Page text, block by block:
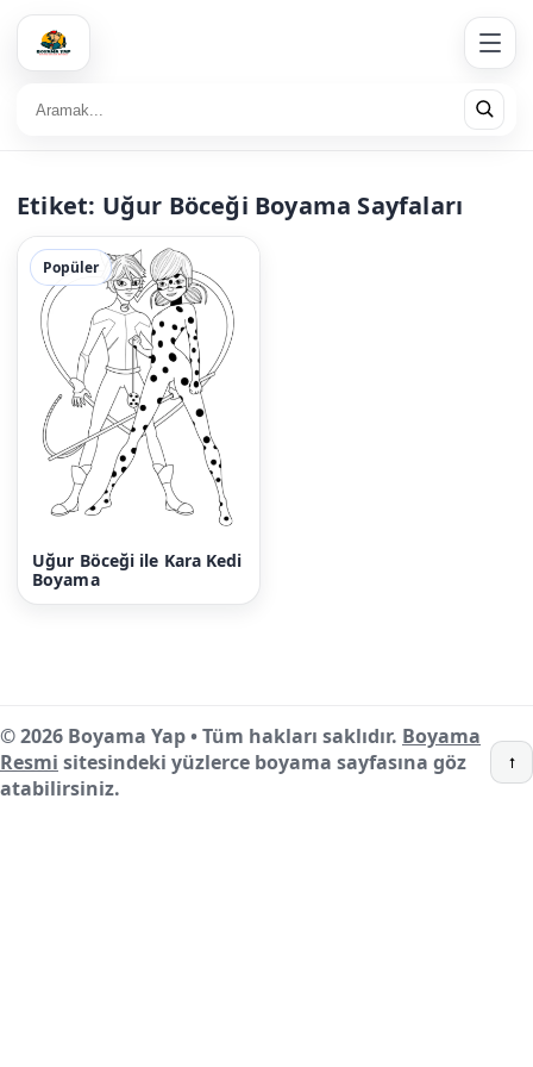
Etiket: Uğur Böceği Boyama Sayfaları
Popüler
Uğur Böceği ile Kara Kedi
Boyama
© 2026 Boyama Yap • Tüm hakları saklıdır. Boyama
Resmi sitesindeki yüzlerce boyama sayfasına göz
atabilirsiniz.
↑